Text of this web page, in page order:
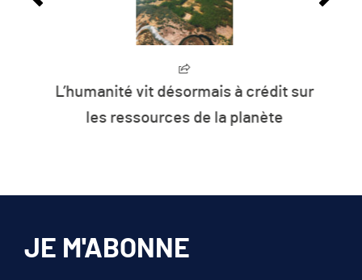
L’humanité vit désormais à crédit sur
les ressources de la planète
JE M'ABONNE